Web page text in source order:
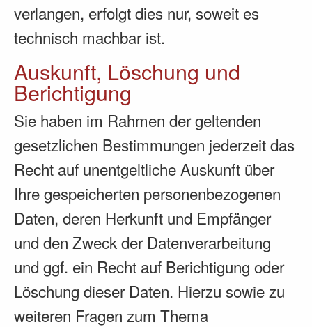
verlangen, erfolgt dies nur, soweit es
technisch machbar ist.
Auskunft, Löschung und
Berichtigung
Sie haben im Rahmen der geltenden
gesetzlichen Bestimmungen jederzeit das
Recht auf unentgeltliche Auskunft über
Ihre gespeicherten personenbezogenen
Daten, deren Herkunft und Empfänger
und den Zweck der Datenverarbeitung
und ggf. ein Recht auf Berichtigung oder
Löschung dieser Daten. Hierzu sowie zu
weiteren Fragen zum Thema